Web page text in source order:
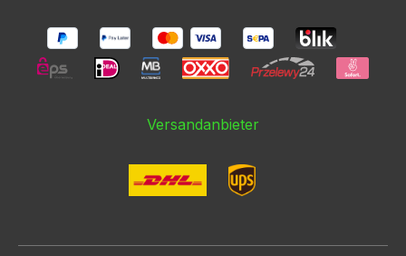
Versandanbieter